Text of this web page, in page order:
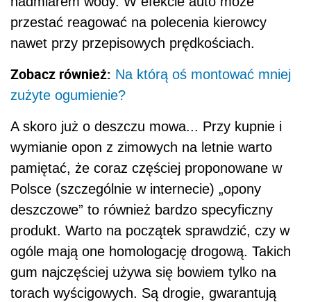
przestać reagować na polecenia kierowcy
nawet przy przepisowych prędkościach.
Zobacz również: Na którą oś montować mniej
zużyte ogumienie?
A skoro już o deszczu mowa... Przy kupnie i
wymianie opon z zimowych na letnie warto
pamiętać, że coraz częściej proponowane w
Polsce (szczególnie w internecie) „opony
deszczowe” to również bardzo specyficzny
produkt. Warto na początek sprawdzić, czy w
ogóle mają one homologację drogową. Takich
gum najczęściej używa się bowiem tylko na
torach wyścigowych. Są drogie, gwarantują